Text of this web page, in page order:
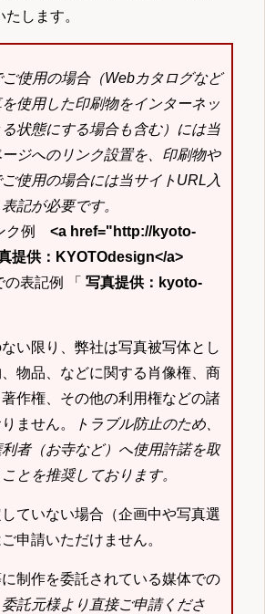
します。
使用の場合（Webカタログなど
使用した印刷物をインターネッ
る状態にする場合も含む）には当
ジへのリンク設置を、印刷物や
使用の場合には当サイトURL入
記が必要です。
ク例 <a href="http://kyoto-
提供：KYOTOdesign</a>
表記例 「 写真提供：kyoto-
い限り、弊社は写真被写体とし
物品、などに関する肖像権、商
作権、その他の利用権などの諸
ません。
トラブル防止のため、
者（お寺など）へ使用許諾を取
とを推奨しております。
ていない場合（企画中や写真選
申請いただけません。
制作を委託されている媒体での
委託元様より直接ご申請くださ